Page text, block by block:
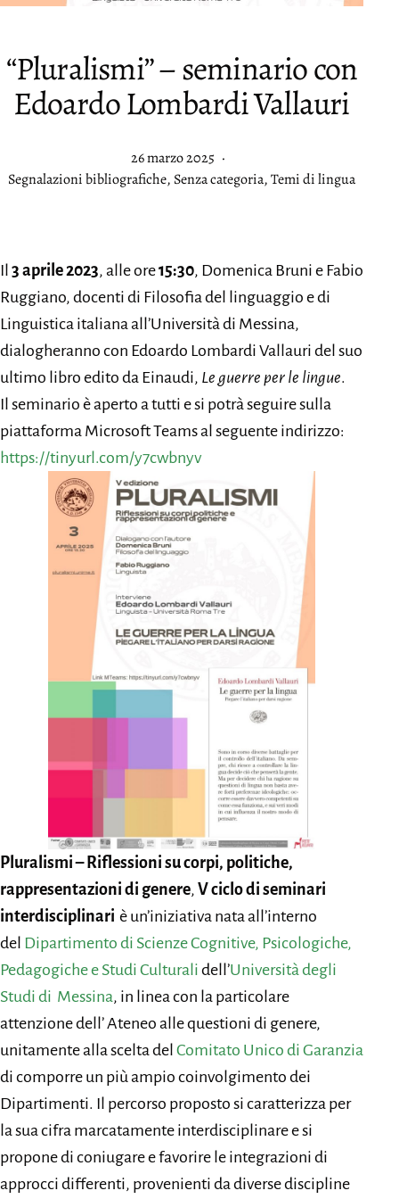
“Pluralismi” – seminario con
Edoardo Lombardi Vallauri
Pubblicato
26 marzo 2025
Categorie:
Segnalazioni bibliografiche, Senza categoria,Temi di lingua
Il 3 aprile 2023, alle ore15:30, Domenica Bruni e Fabio
Ruggiano, docenti di Filosofia del linguaggio e di
Linguistica italiana all’Università di Messina,
dialogheranno con Edoardo Lombardi Vallauri del suo
ultimo libro edito da Einaudi, Le guerre per le lingue.
Il seminario è aperto a tutti e si potrà seguire sulla
piattaforma Microsoft Teams al seguente indirizzo:
https://tinyurl.com/y7cwbnyv
Pluralismi –Riflessioni su corpi, politiche,
rappresentazioni di genere, V ciclo di seminari
interdisciplinari è un’iniziativa nata all’interno
del Dipartimento di Scienze Cognitive, Psicologiche,
Pedagogiche e Studi Culturali dell’Università degli
Studi di Messina, in linea con la particolare
attenzione dell’ Ateneo alle questioni di genere,
unitamente alla scelta del Comitato Unico di Garanzia
di comporre un più ampio coinvolgimento dei
Dipartimenti. Il percorso proposto si caratterizza per
la sua cifra marcatamente interdisciplinare e si
propone di coniugare e favorire le integrazioni di
approcci differenti, provenienti da diverse discipline